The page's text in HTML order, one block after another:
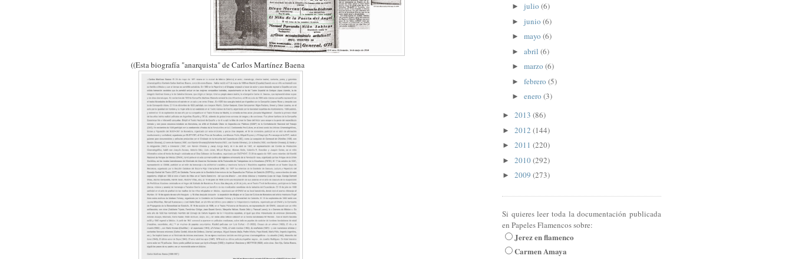
((Esta biografía "anarquista" de Carlos Martínez Baena
► julio (6)
► junio (6)
► mayo (6)
► abril (6)
► marzo (6)
► febrero (5)
► enero (3)
► 2013 (86)
► 2012 (144)
► 2011 (220)
► 2010(292)
► 2009 (273)
Si quieres leer toda la documentación publicada
en Papeles Flamencos sobre:
Jerez en flamenco
Carmen Amaya